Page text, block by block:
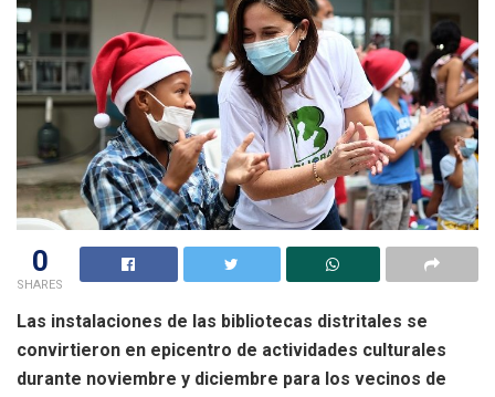
0
SHARES
Las instalaciones de las bibliotecas distritales se
convirtieron en epicentro de actividades culturales
durante noviembre y diciembre para los vecinos de